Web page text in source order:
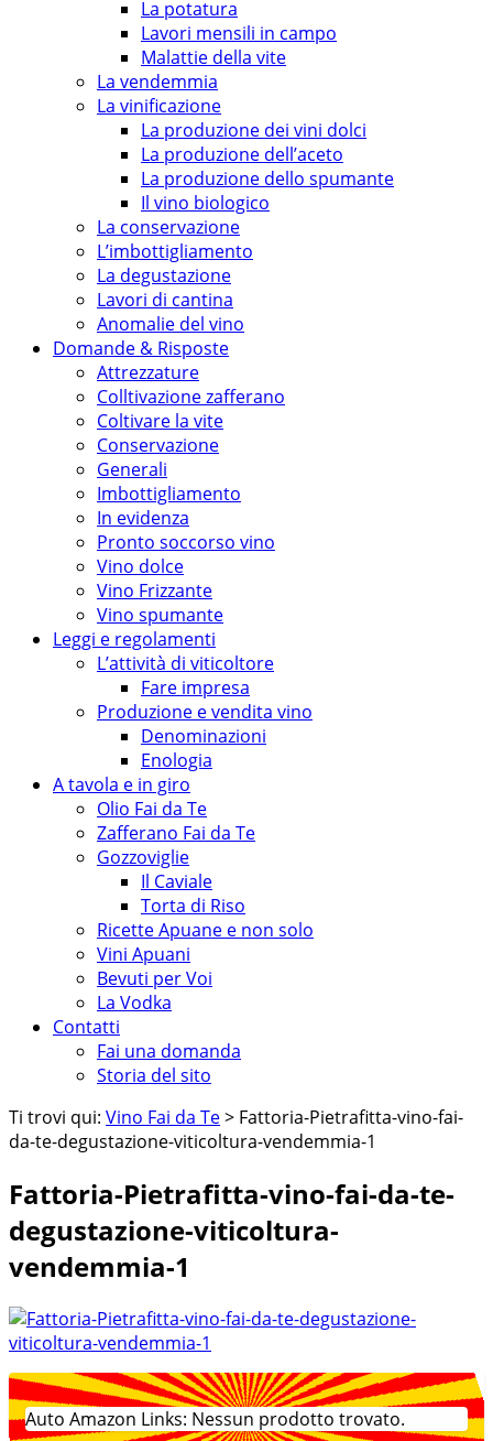
La potatura
Lavori mensili in campo
Malattie della vite
La vendemmia
La vinificazione
La produzione dei vini dolci
La produzione dell’aceto
La produzione dello spumante
Il vino biologico
La conservazione
L’imbottigliamento
La degustazione
Lavori di cantina
Anomalie del vino
Domande & Risposte
Attrezzature
Colltivazione zafferano
Coltivare la vite
Conservazione
Generali
Imbottigliamento
In evidenza
Pronto soccorso vino
Vino dolce
Vino Frizzante
Vino spumante
Leggi e regolamenti
L’attività di viticoltore
Fare impresa
Produzione e vendita vino
Denominazioni
Enologia
A tavola e in giro
Olio Fai da Te
Zafferano Fai da Te
Gozzoviglie
Il Caviale
Torta di Riso
Ricette Apuane e non solo
Vini Apuani
Bevuti per Voi
La Vodka
Contatti
Fai una domanda
Storia del sito
Ti trovi qui: Vino Fai da Te> Fattoria-Pietrafitta-vino-fai-
da-te-degustazione-viticoltura-vendemmia-1
Fattoria-Pietrafitta-vino-fai-da-te-
degustazione-viticoltura-
vendemmia-1
Auto Amazon Links: Nessun prodotto trovato.